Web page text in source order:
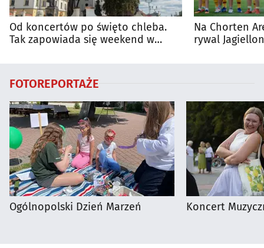
Od koncertów po święto chleba.
Tak zapowiada się weekend w
Na Chorten
rywal
FOTOREPORTAŻE
Ogólnopolski Dzień Marzeń Koncert